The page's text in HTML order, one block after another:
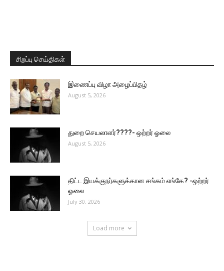
சிறப்பு செய்திகள்
இணைப்பு விழா அழைப்பிதழ்
August 5, 2026
துறை செயலாளர்????- ஒற்றர் ஓலை
August 5, 2026
திட்ட இயக்குநர்களுக்கான சங்கம் எங்கே? -ஒற்றர்
ஓலை
July 30, 2026
Load more